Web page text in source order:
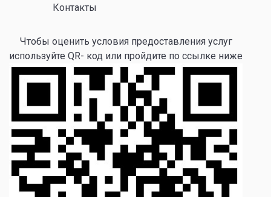
Контакты
Чтобы оценить условия предоставления услуг
используйте QR- код или пройдите по ссылке ниже